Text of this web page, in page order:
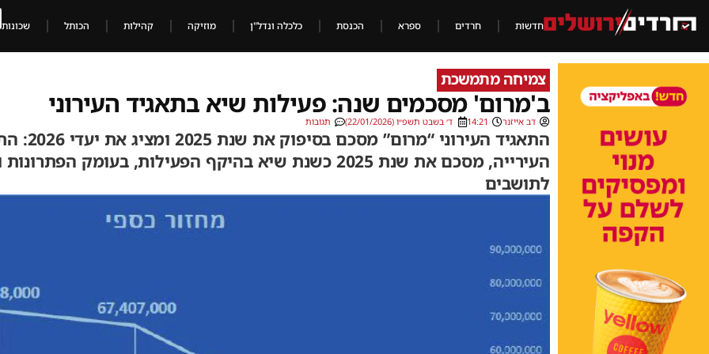
חדשות חרדים ספרא הכנסת כלכלה ונדל"ן מוזיקה קהילות הכותל שכונות
צמיחה מתמשכת
ב'מרום' מסכמים שנה: פעילות שיא בתאגיד העירוני
דב אייזנר 14:21 ד׳ בשבט תשפ״ו (22/01/2026) תגובות
התאגיד
העירייה, מסכם את שנת 2025 כשנת שיא בהיקף הפעילות, בעומק
לתושבים